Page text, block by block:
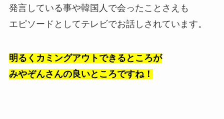
発言している事や韓国人で会ったことさえも
エピソードとしてテレビでお話しされています。
明るくカミングアウトできるところが
みやぞんさんの良いところですね！